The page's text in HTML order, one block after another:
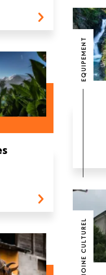
EQUIPEMENT
PATRIMOINE CULTUREL